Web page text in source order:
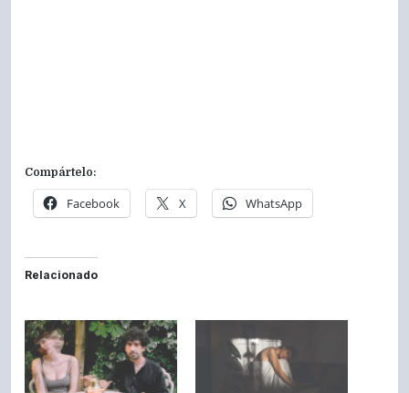
Compártelo:
Facebook X WhatsApp
Relacionado